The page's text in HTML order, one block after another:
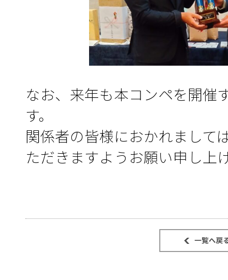
なお、来年も本コンペを開催
す。
関係者の皆様におかれまして
ただきますようお願い申し上